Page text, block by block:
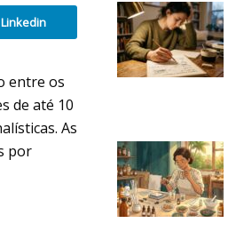
Linkedin
entre os
de até 10
As
por